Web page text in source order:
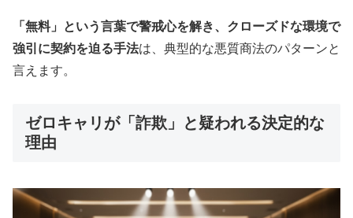
「無料」という言葉で警戒心を解き、クローズドな環境で
強引に契約を迫る手法は、典型的な悪質商法のパターンと
言えます。
ゼロキャリが「詐欺」と疑われる決定的な
理由